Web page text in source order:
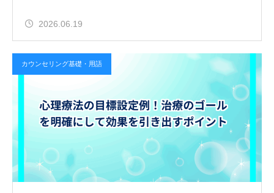
2026.06.19
カウンセリング基礎・用語